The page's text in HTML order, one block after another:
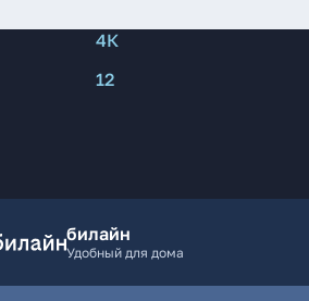
4К
12
билайн
Удобный для дома